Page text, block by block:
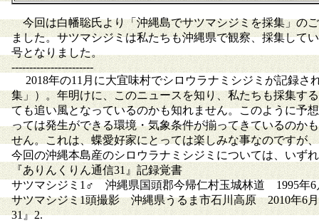
今回は白幡聡氏より「沖縄島でサツマシジミを採集」の
ました。サツマシジミは私たちも沖縄県で観察、採集して
号となりました。
-----------------------
2018年の11月に大宜味村でシロウラナミシジミが記録さ
集」）。年明けに、このニュースを知り、私たちも採集す
ても追い風となっているのかも知れません。このように予
っては発生ができる環境・気象条件が揃ってきているのか
せん。これは、蝶愛好家にとっては楽しみな事なのですが
今回の沖縄本島産のシロウラナミシジミについては、いず
『ありんくりん通信31』記録覚書
サツマシジミ1♂ 沖縄県国頭郡今帰仁村玉城林道 1995年
サツマシジミ1頭撮影 沖縄県うるま市石川高原 2010年6
31』2.